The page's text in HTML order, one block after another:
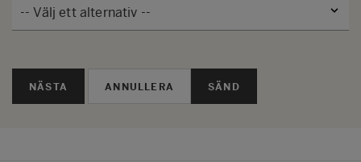
NÄSTA SÄND